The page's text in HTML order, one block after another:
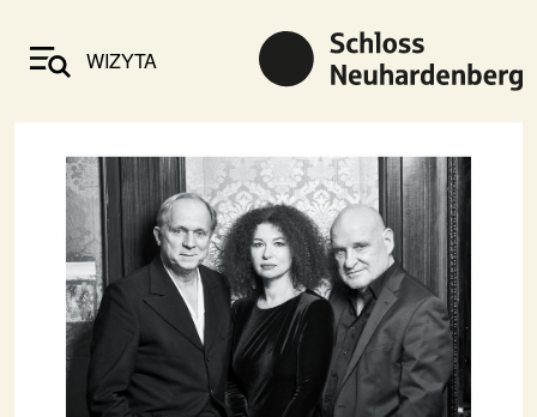
WIZYTA